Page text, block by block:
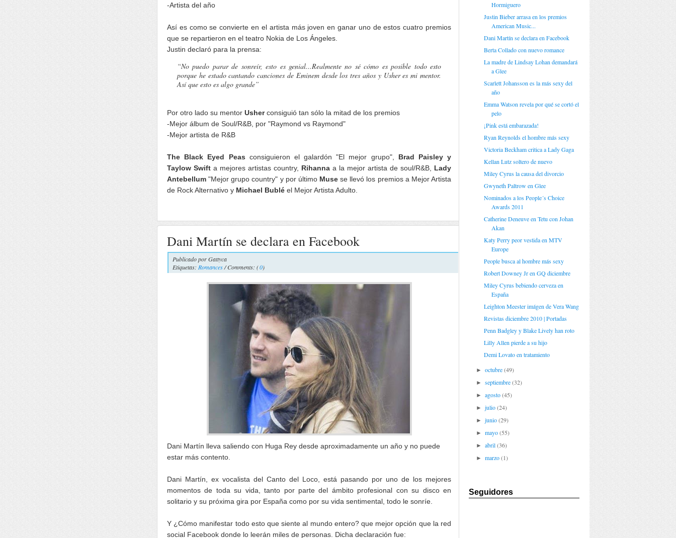
-Artista del año
Así es como se convierte en el artista más joven en ganar uno de estos cuatro premios
que se repartieron en el teatro Nokia de Los Ángeles.
Justin declaró para la prensa:
“No puedo parar de sonreír, esto es genial...Realmente no sé cómo es posible todo esto
porque he estado cantando canciones de Eminem desde los tres años y Usher es mi mentor.
Así que esto es algo grande”
Por otro lado su mentor Usherconsiguió tan sólo la mitad de los premios
-Mejor álbum de Soul/R&B, por "Raymond vs Raymond"
-Mejor artista de R&B
The Black Eyed Peas consiguieron el galardón "El mejor grupo", Brad Paisley y
Taylow Swift a mejores artistas country, Rihanna a la mejor artista de soul/R&B,
Lady
Antebellum "Mejor grupo country" y por último Musese llevó los premios a Mejor Artista
de Rock Alternativo y Michael Bublé el Mejor Artista Adulto.
Dani Martín se declara en Facebook
Publicado porGattyca
Etiquetas: Romances/ Comments: (0)
Dani Martín lleva saliendo con Huga Rey desde aproximadamente un año y no puede
estar más contento.
Dani Martín, ex vocalista del Canto del Loco, está pasando por uno de los mejores
momentos de toda su vida, tanto por parte del ámbito profesional con su disco en
solitario y su próxima gira por España como por su vida sentimental, todo le sonríe.
Y ¿Cómo manifestar todo esto que siente al mundo entero? que mejor opción que la red
social Facebook donde lo leerán miles de personas. Dicha declaración fue:
Hormiguero
Justin Bieber arrasa en los premios
American Music...
Dani Martín se declara en Facebook
Berta Collado con nuevo romance
La madre de Lindsay Lohan demandará
a Glee
Scarlett Johansson es la más sexy del
año
Emma Watson revela por qué se cortó el
pelo
¡Pink está embarazada!
Ryan Reynolds el hombre más sexy
Victoria Beckham critica a Lady Gaga
Kellan Lutz soltero de nuevo
Miley Cyrus la causa del divorcio
Gwyneth Paltrow en Glee
Nominados a los People´s Choice
Awards 2011
Catherine Deneuve en Tetu con Johan
Akan
Katy Perry peor vestida en MTV
Europe
People busca al hombre más sexy
Robert Downey Jr en GQ diciembre
Miley Cyrus bebiendo cerveza en
España
Leighton Meester imágen de Vera Wang
Revistas diciembre 2010 | Portadas
Penn Badgley y Blake Lively han roto
Lilly Allen pierde a su hijo
Demi Lovato en tratamiento
►octubre (49)
►septiembre (32)
►agosto (45)
►julio (24)
►junio (29)
►mayo (55)
►abril (36)
►marzo (1)
Seguidores